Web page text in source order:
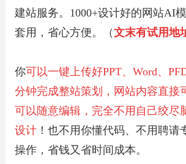
建站服务。1000+设计好的网站AI
套用，省心方便。（文末有试用地
你可以一键上传好PPT、Word、
分钟完成整站策划，网站内容直接
可以随意编辑，完全不用自己绞尽
设计！也不用你懂代码、不用聘请
操作，省钱又省时间成本。